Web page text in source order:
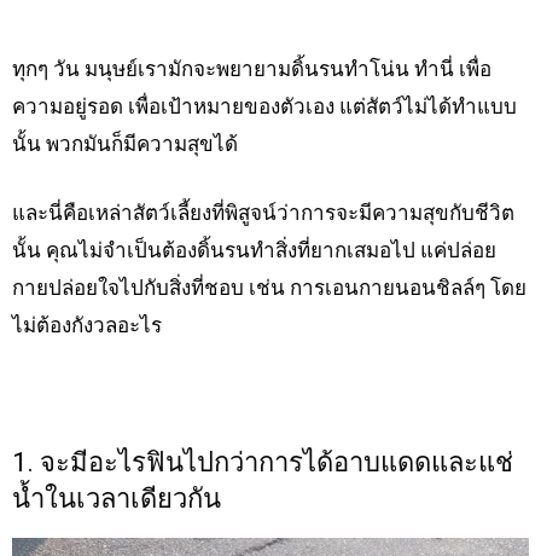
ทุกๆ วัน มนุษย์เรามักจะพยายามดิ้นรนทำโน่น ทำนี่ เพื่อ
ความอยู่รอด เพื่อเป้าหมายของตัวเอง แต่สัตว์ไม่ได้ทำแบบ
นั้น พวกมันก็มีความสุขได้
และนี่คือเหล่าสัตว์เลี้ยงที่พิสูจน์ว่าการจะมีความสุขกับชีวิต
นั้น คุณไม่จำเป็นต้องดิ้นรนทำสิ่งที่ยากเสมอไป แค่ปล่อย
กายปล่อยใจไปกับสิ่งที่ชอบ เช่น การเอนกายนอนชิลล์ๆ โดย
ไม่ต้องกังวลอะไร
1. จะมีอะไรฟินไปกว่าการได้อาบแดดและแช่
น้ำในเวลาเดียวกัน